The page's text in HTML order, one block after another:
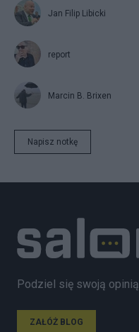
Jan Filip Libicki
report
Marcin B. Brixen
Napisz notkę
Podziel się swoją opinią
ZAŁÓŻ BLOG